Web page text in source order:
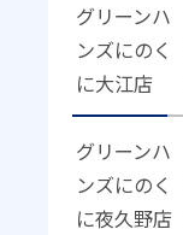
グリーンハ
ンズにのく
に大江店
グリーンハ
ンズにのく
に夜久野店